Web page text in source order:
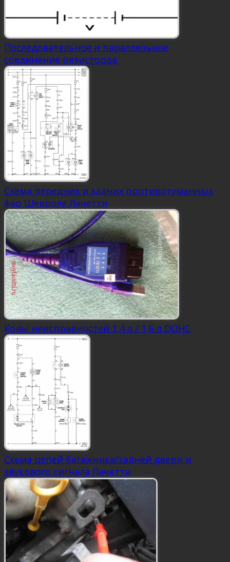
Последовательное и параллельное
соединение резисторов
Схема передних и задних противотуманных
фар Шевроле Лачетти
Коды неисправностей 1,4 л / 1,6 л DOHC
Схема цепей багажника/задней двери и
звукового сигнала Лачетти